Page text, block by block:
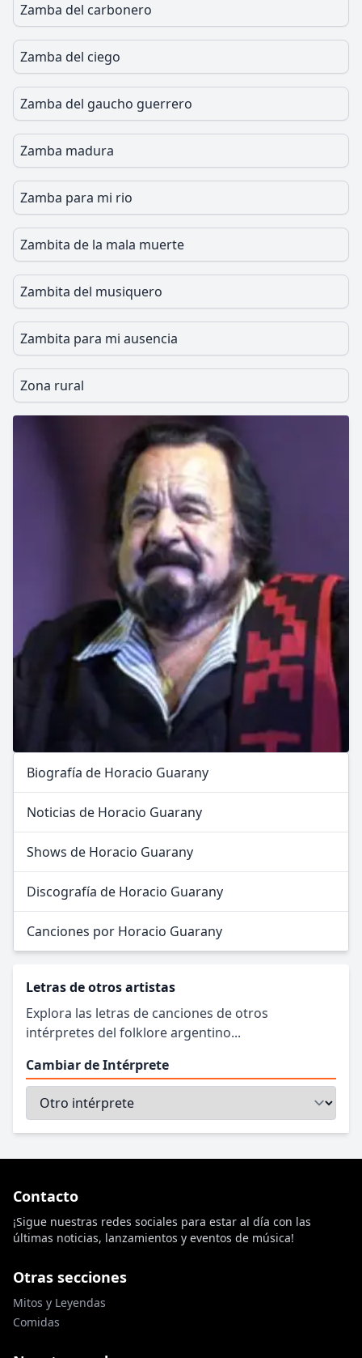
Zamba del carbonero
Zamba del ciego
Zamba del gaucho guerrero
Zamba madura
Zamba para mi rio
Zambita de la mala muerte
Zambita del musiquero
Zambita para mi ausencia
Zona rural
Biografía de Horacio Guarany
Noticias de Horacio Guarany
Shows de Horacio Guarany
Discografía de Horacio Guarany
Canciones por Horacio Guarany
Letras de otros artistas
Explora las letras de canciones de otros
intérpretes del folklore argentino...
Cambiar de Intérprete
Contacto
¡Sigue nuestras redes sociales para estar al día con las
últimas noticias, lanzamientos y eventos de música!
Otras secciones
Mitos y Leyendas
Comidas